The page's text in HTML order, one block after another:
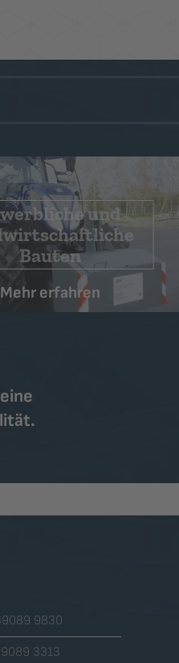
Mehr erfahren
9830
3313